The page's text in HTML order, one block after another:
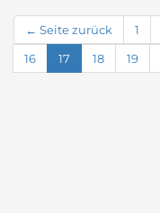
← Seite zurück 1
16
17 18 19